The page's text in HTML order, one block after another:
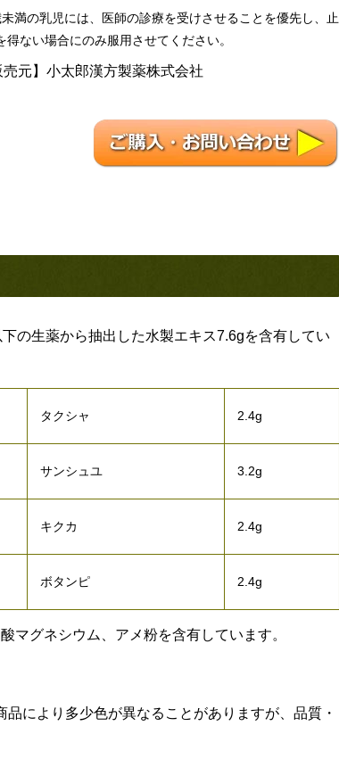
満の乳児には、医師の診療を受けさせることを優先し、止
得ない場合にのみ服用させてください。
売元】小太郎漢方製薬株式会社
の生薬から抽出した水製エキス7.6gを含有してい
タクシャ 2.4g
サンシュユ 3.2g
キクカ 2.4g
ボタンピ 2.4g
マグネシウム、アメ粉を含有しています。
により多少色が異なることがありますが、品質・